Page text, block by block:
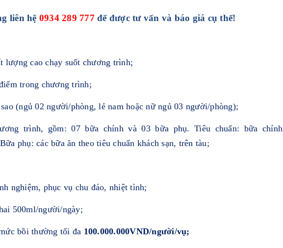
liên hệ 0934 289 777 để được tư vấn và báo giá cụ thể!
lượng cao chạy suốt chương trình;
trong chương trình;
(ngủ 02 người/phòng, lẻ nam hoặc nữ ngủ 03 người/phòng);
trình, gồm: 07 bữa chính và 03 bữa phụ. Tiêu chuẩn: bữa chính
phụ: các bữa ăn theo tiêu chuẩn khách sạn, trên tàu;
nghiệm, phục vụ chu đáo, nhiệt tình;
500ml/người/ngày;
bồi thường tối đa 100.000.000VND/người/vụ;